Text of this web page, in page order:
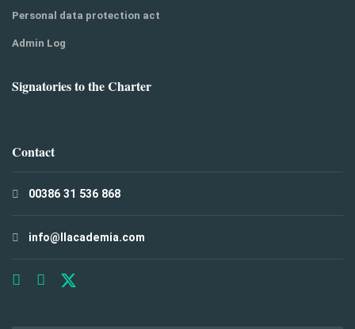
Personal data protection act
Admin Log
Signatories to the Charter
Contact
00386 31 536 868
info@llacademia.com